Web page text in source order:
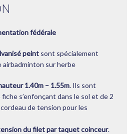
fédérale
peintsont spécialement
airbadminton sur herbe
1.40m – 1.55m. Ils sont
fiche s’enfonçant dans le sol et de 2
de tension pour les
du filet par taquet coinceur.